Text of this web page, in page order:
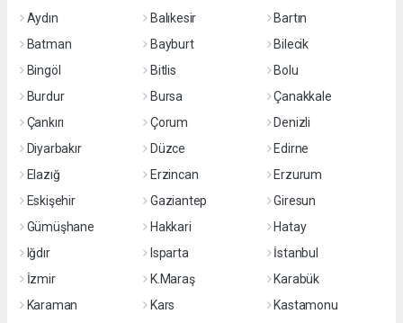
Aydın
Balıkesir
Bartın
Batman
Bayburt
Bilecik
Bingöl
Bitlis
Bolu
Burdur
Bursa
Çanakkale
Çankırı
Çorum
Denizli
Diyarbakır
Düzce
Edirne
Elazığ
Erzincan
Erzurum
Eskişehir
Gaziantep
Giresun
Gümüşhane
Hakkari
Hatay
Iğdır
Isparta
İstanbul
İzmir
K.Maraş
Karabük
Karaman
Kars
Kastamonu